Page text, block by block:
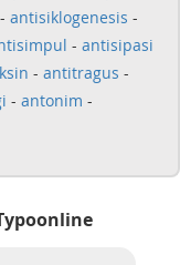
- antisiklogenesis -
- antisipasi
- antitragus -
- antonim -